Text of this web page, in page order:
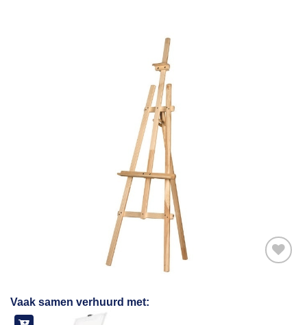
Vaak samen verhuurd met: